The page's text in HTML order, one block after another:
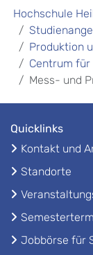
Hochschule
Produktion
Centrum für
Mess- und
Quicklinks
Kontakt und
Standorte
Jobbörse für